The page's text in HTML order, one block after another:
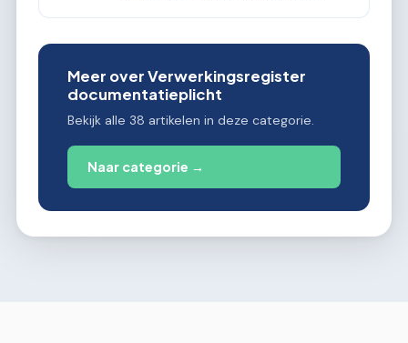
Meer over Verwerkingsregister
documentatieplicht
Bekijk alle 38 artikelen in deze categorie.
Naar categorie →